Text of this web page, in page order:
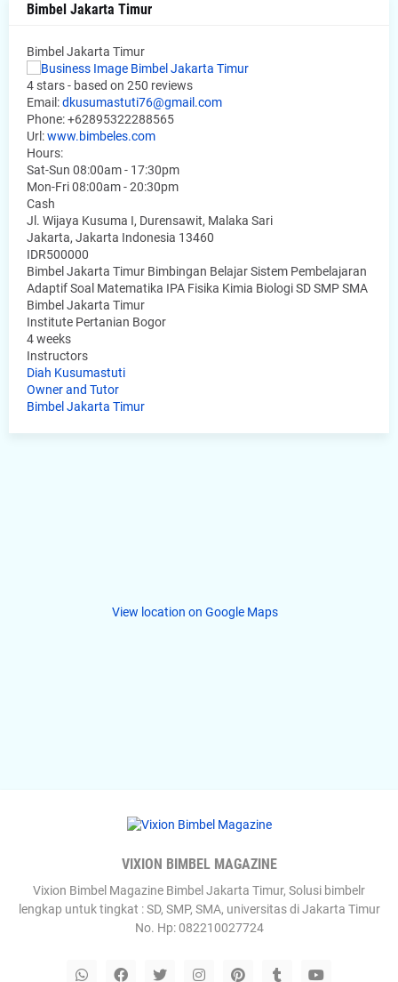
Bimbel Jakarta Timur
Bimbel Jakarta Timur
4 stars - based on 250 reviews
Email:dkusumastuti76@gmail.com
Phone:+62895322288565
Url:www.bimbeles.com
Hours:
Sat-Sun 08:00am - 17:30pm
Mon-Fri 08:00am - 20:30pm
Cash
Jl. Wijaya Kusuma I, Durensawit, Malaka Sari
Jakarta, Jakarta Indonesia 13460
IDR500000
Bimbel Jakarta Timur Bimbingan Belajar Sistem Pembelajaran
Adaptif Soal Matematika IPA Fisika Kimia Biologi SD SMP SMA
Bimbel Jakarta Timur
Institute Pertanian Bogor
4 weeks
Instructors
Diah Kusumastuti
Owner and Tutor
Bimbel Jakarta Timur
View location on Google Maps
VIXION BIMBEL MAGAZINE
Vixion Bimbel Magazine Bimbel Jakarta Timur, Solusi bimbelr
lengkap untuk tingkat : SD, SMP, SMA, universitas di Jakarta Timur
No. Hp: 082210027724